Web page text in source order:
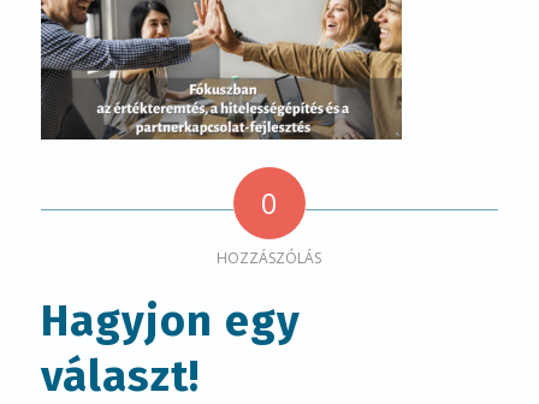
0
HOZZÁSZÓLÁS
Hagyjon egy
választ!